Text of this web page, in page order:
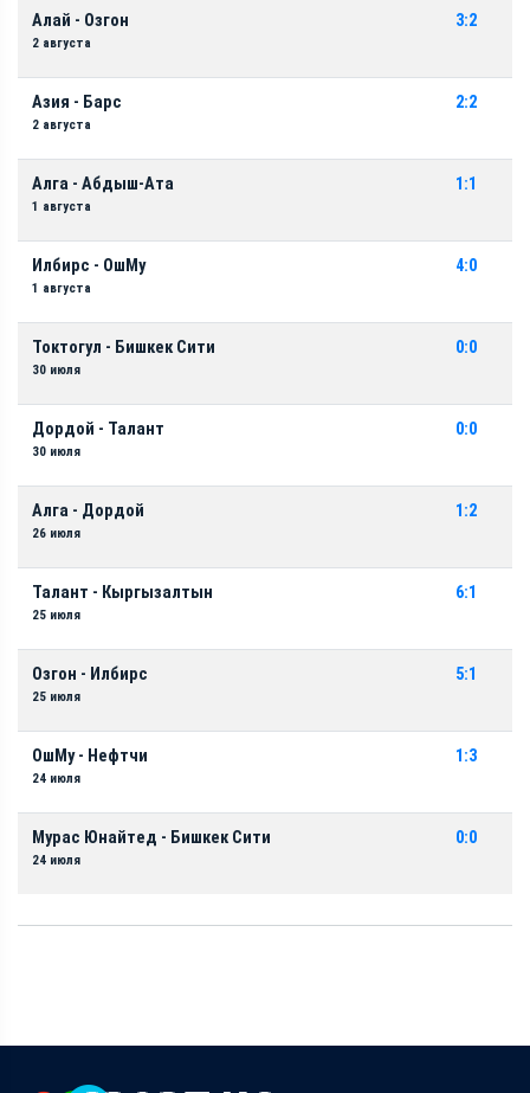
Алай - Озгон
2 августа
3:2
Азия - Барс
2 августа
2:2
Алга - Абдыш-Ата
1 августа
1:1
Илбирс - ОшМу
1 августа
4:0
Токтогул - Бишкек Сити
30 июля
0:0
Дордой - Талант
30 июля
0:0
Алга - Дордой
26 июля
1:2
Талант - Кыргызалтын
25 июля
6:1
Озгон - Илбирс
25 июля
5:1
ОшМу - Нефтчи
24 июля
1:3
Мурас Юнайтед - Бишкек Сити
24 июля
0:0